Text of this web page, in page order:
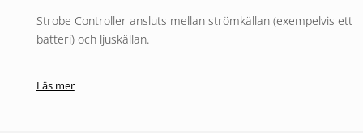
Strobe Controller ansluts mellan strömkällan (exempelvis ett
batteri) och ljuskällan.
kabelsom ansluts till strömkällans plus respektive minus.
Läs mer